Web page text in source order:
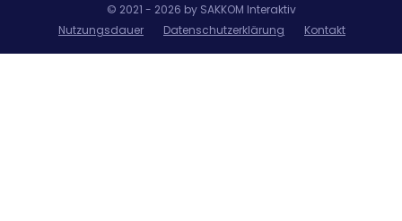
© 2021 - 2026 by SAKKOM Interaktiv
Nutzungsdauer
Datenschutzerklärung Kontakt